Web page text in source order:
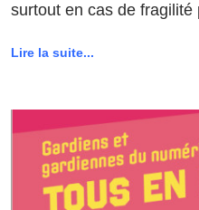
surtout en cas de fragilité
Lire la suite...